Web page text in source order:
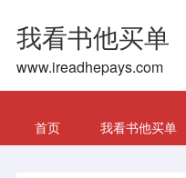
我看书他买单
www.ireadhepays.com
首页 我看书他买单